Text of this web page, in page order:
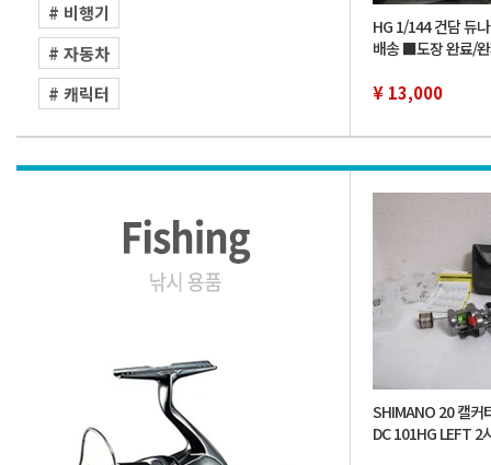
# 비행기
# 자동차
# 캐릭터
HG 1/144 건담 듀
배송 ■도장 완료/
¥ 13,000
SHIMANO 20 캘커
DC 101HG LEFT 2